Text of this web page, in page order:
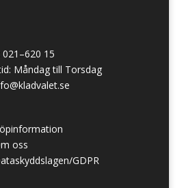
15
Måndag till Torsdag
oss
GDPR